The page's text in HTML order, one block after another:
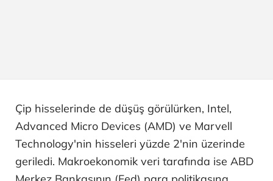
Çip hisselerinde de düşüş görülürken, Intel,
Advanced Micro Devices (AMD) ve Marvell
Technology'nin hisseleri yüzde 2'nin üzerinde
geriledi. Makroekonomik veri tarafında ise ABD